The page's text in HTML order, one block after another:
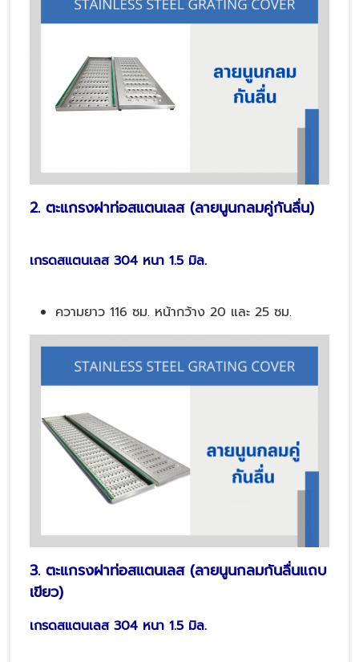
2. ตะแกรงฝาท่อสแตนเลส (ลายนูนกลมคู่กันลื่น)
เกรดสแตนเลส 304 หนา 1.5 มิล.
ความยาว 116 ซม. หน้ากว้าง 20 และ 25 ซม.
3. ตะแกรงฝาท่อสแตนเลส (ลายนูนกลมกันลื่นแถบ
เขียว)
เกรดสแตนเลส 304 หนา 1.5 มิล.